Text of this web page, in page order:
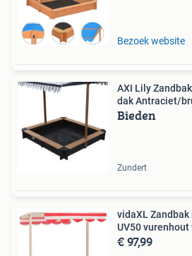
Bezoek website
AXI Lily
dak Antraciet/
Bieden
Zundert
vidaXL
UV50 vurenhout
€ 97,99